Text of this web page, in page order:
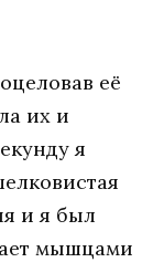
её
их и
я
и я был
мышцами